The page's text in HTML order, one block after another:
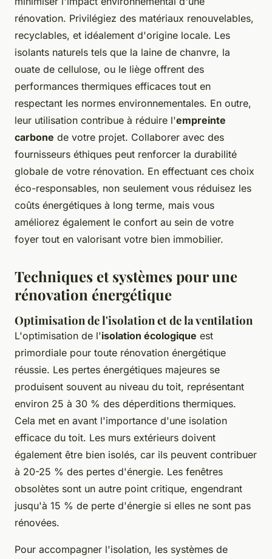
rénovation. Privilégiez des matériaux renouvelables,
recyclables, et idéalement d'origine locale. Les
isolants naturels tels que la laine de chanvre, la
ouate de cellulose, ou le liège offrent des
performances thermiques efficaces tout en
respectant les normes environnementales. En outre,
leur utilisation contribue à réduire l'empreinte
carbone de votre projet. Collaborer avec des
fournisseurs éthiques peut renforcer la durabilité
globale de votre rénovation. En effectuant ces choix
éco-responsables, non seulement vous réduisez les
coûts énergétiques à long terme, mais vous
améliorez également le confort au sein de votre
foyer tout en valorisant votre bien immobilier.
Techniques et systèmes pour une
rénovation énergétique
Optimisation de l'isolation et de la ventilation
L'optimisation de l'isolation écologique est
primordiale pour toute rénovation énergétique
réussie. Les pertes énergétiques majeures se
produisent souvent au niveau du toit, représentant
environ 25 à 30 % des déperditions thermiques.
Cela met en avant l'importance d'une isolation
efficace du toit. Les murs extérieurs doivent
également être bien isolés, car ils peuvent contribuer
à 20-25 % des pertes d'énergie. Les fenêtres
obsolètes sont un autre point critique, engendrant
jusqu'à 15 % de perte d'énergie si elles ne sont pas
rénovées.
Pour accompagner l'isolation, les systèmes de